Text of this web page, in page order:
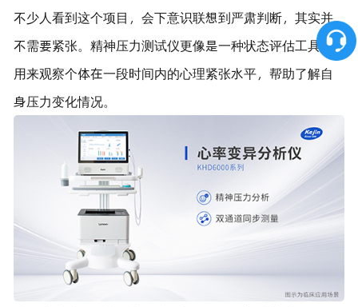
不少人看到这个项目，会下意识联想到严肃判断，其实并
不需要紧张。精神压力测试仪更像是一种状态评估工具，
用来观察个体在一段时间内的心理紧张水平，帮助了解自
身压力变化情况。